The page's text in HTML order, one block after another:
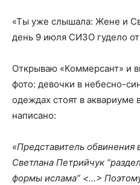
«Ты уже слышала: Жене и
день 9 июля СИЗО гудело от
Открываю «Коммерсант» и
фото: девочки в небесно-
одеждах стоят в аквариуме
написано:
«Представитель обвинения
Светлана Петрийчук
формы ислама” <…>